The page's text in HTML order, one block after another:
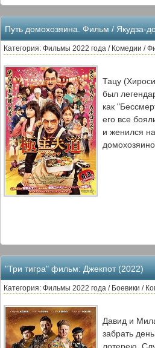
Путь домохозяина. Фильм / Якудза-
Категория: Фильмы 2022 года / Комедии /
Тацу
был
как
его все
и женился
"Три тигра" фильм: Джекпот (2022)
Категория: Фильмы 2022 года / Боевики /
Давид и
забрать